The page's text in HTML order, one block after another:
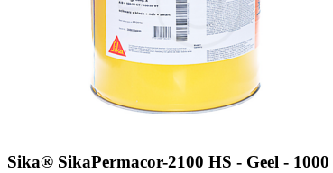
Sika® SikaPermacor-2100 HS - Geel -